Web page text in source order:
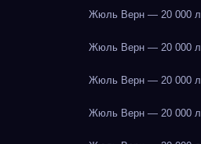
Жюль Верн — 20 000
Жюль Верн — 20 000
Жюль Верн — 20 000
Жюль Верн — 20 000